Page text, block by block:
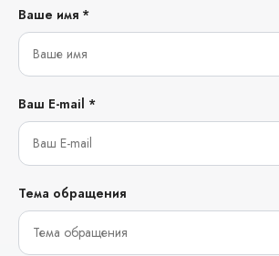
Ваше имя *
Ваш E-mail *
Тема обращения